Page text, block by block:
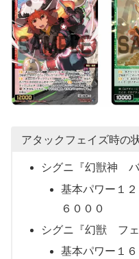
アタックフェイズ時の
シグニ『幻獣神 バ
基本パワー１
６０００
シグニ『幻獣 フェ
基本パワー１